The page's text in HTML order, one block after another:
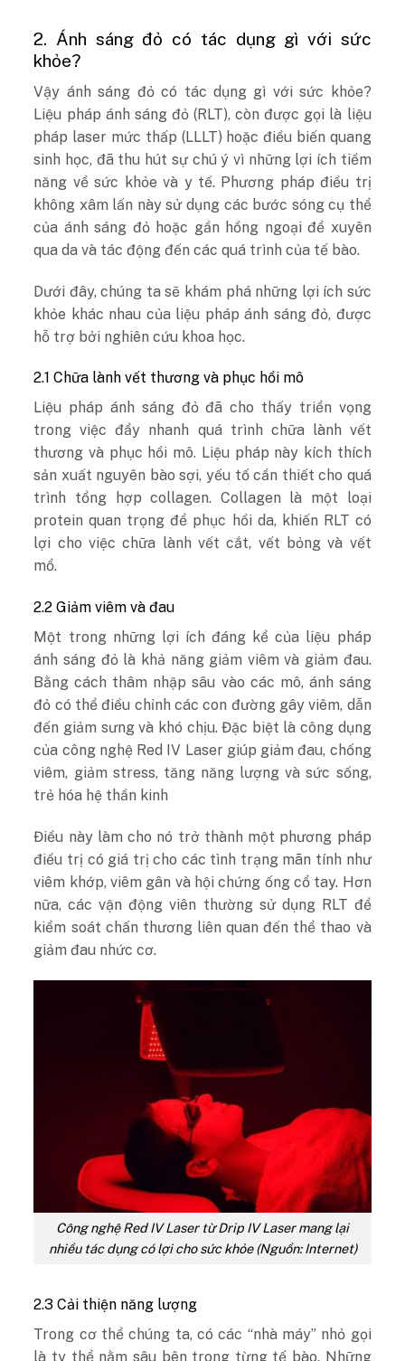
2. Ánh sáng đỏ có tác dụng gì với sức
khỏe?
Vậy ánh sáng đỏ có tác dụng gì với sức khỏe?
Liệu pháp ánh sáng đỏ (RLT), còn được gọi là liệu
pháp laser mức thấp (LLLT) hoặc điều biến quang
sinh học, đã thu hút sự chú ý vì những lợi ích tiềm
năng về sức khỏe và y tế. Phương pháp điều trị
không xâm lấn này sử dụng các bước sóng cụ thể
của ánh sáng đỏ hoặc gần hồng ngoại để xuyên
qua da và tác động đến các quá trình của tế bào.
Dưới đây, chúng ta sẽ khám phá những lợi ích sức
khỏe khác nhau của liệu pháp ánh sáng đỏ, được
hỗ trợ bởi nghiên cứu khoa học.
2.1 Chữa lành vết thương và phục hồi mô
Liệu pháp ánh sáng đỏ đã cho thấy triển vọng
trong việc đẩy nhanh quá trình chữa lành vết
thương và phục hồi mô. Liệu pháp này kích thích
sản xuất nguyên bào sợi, yếu tố cần thiết cho quá
trình tổng hợp collagen. Collagen là một loại
protein quan trọng để phục hồi da, khiến RLT có
lợi cho việc chữa lành vết cắt, vết bỏng và vết
mổ.
2.2 Giảm viêm và đau
Một trong những lợi ích đáng kể của liệu pháp
ánh sáng đỏ là khả năng giảm viêm và giảm đau.
Bằng cách thâm nhập sâu vào các mô, ánh sáng
đỏ có thể điều chỉnh các con đường gây viêm, dẫn
đến giảm sưng và khó chịu. Đặc biệt là công dụng
của công nghệ Red IV Laser giúp giảm đau, chống
viêm, giảm stress, tăng năng lượng và sức sống,
trẻ hóa hệ thần kinh
Điều này làm cho nó trở thành một phương pháp
điều trị có giá trị cho các tình trạng mãn tính như
viêm khớp, viêm gân và hội chứng ống cổ tay. Hơn
nữa, các vận động viên thường sử dụng RLT để
kiểm soát chấn thương liên quan đến thể thao và
giảm đau nhức cơ.
Công nghệ Red IV Laser từ Drip IV Laser mang lại
nhiều tác dụng có lợi cho sức khỏe (Nguồn: Internet)
2.3 Cải thiện năng lượng
Trong cơ thể chúng ta, có các “nhà máy” nhỏ gọi
là ty thể nằm sâu bên trong từng tế bào. Những